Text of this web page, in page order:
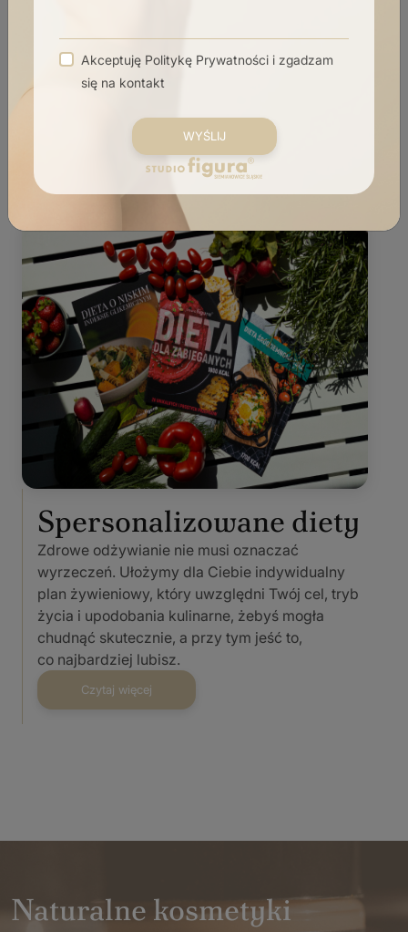
Spersonalizowane diety
Zdrowe odżywianie nie musi oznaczać
wyrzeczeń. Ułożymy dla Ciebie indywidualny
plan żywieniowy, który uwzględni Twój cel, tryb
życia i upodobania kulinarne, żebyś mogła
chudnąć skutecznie, a przy tym jeść to,
co najbardziej lubisz.
Czytaj więcej
Naturalne kosmetyki
Akceptuję Politykę Prywatności i zgadzam
się na kontakt